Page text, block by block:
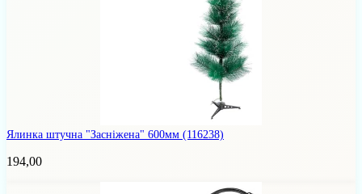
Ялинка штучна "Засніжена" 600мм (116238)
194,00